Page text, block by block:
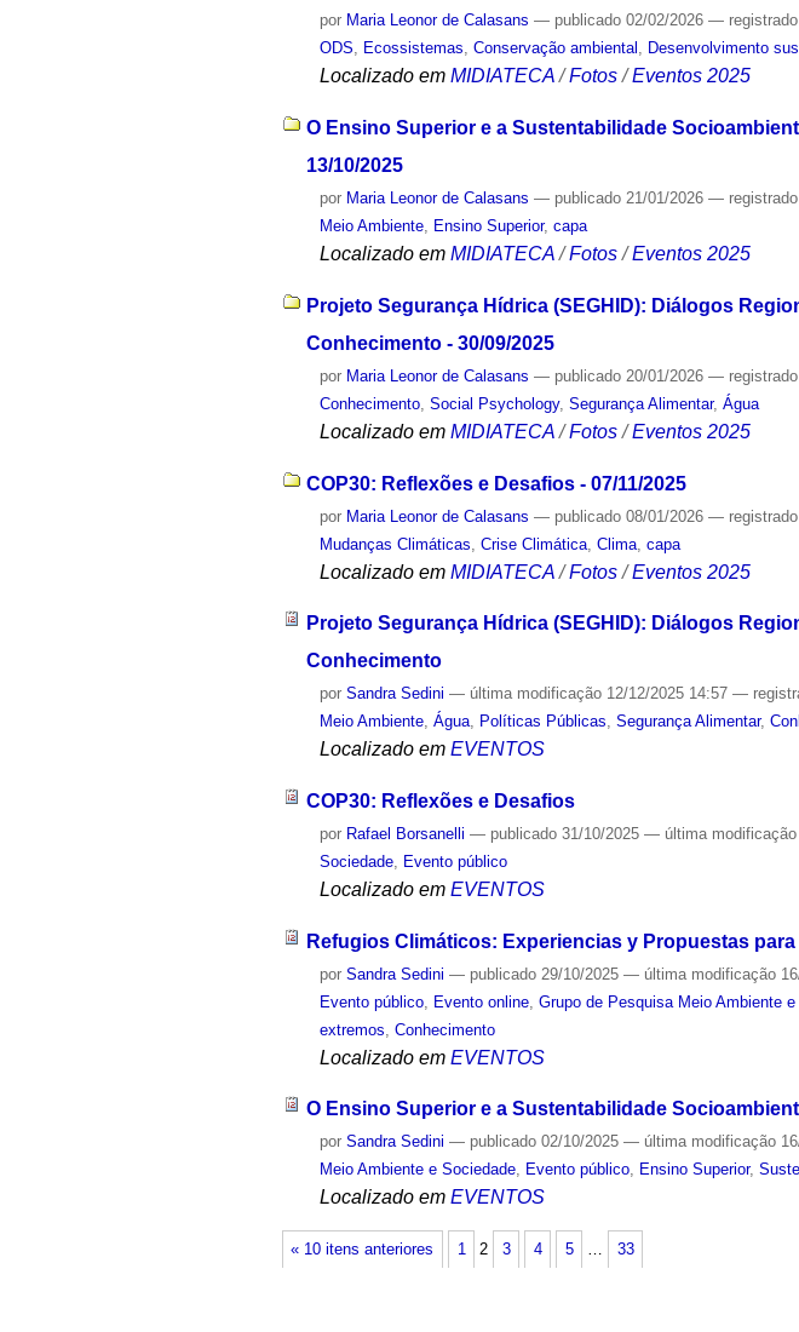
por Maria Leonor de Calasans — publicado 02/02/2026—
ODS, Ecossistemas,Conservação ambiental , Desenvolvimento
Localizado em MIDIATECA /Fotos /Eventos 2025
O Ensino Superior e a Sustentabilidade
13/10/2025
por Maria Leonor de Calasans — publicado 21/01/2026—
Meio Ambiente, Ensino Superior,capa
Localizado em MIDIATECA /Fotos /Eventos 2025
Projeto Segurança Hídrica (SEGHID): Diálogos
Conhecimento - 30/09/2025
por Maria Leonor de Calasans — publicado 20/01/2026—
Conhecimento ,Social Psychology,Segurança Alimentar,Água
Localizado em MIDIATECA /Fotos /Eventos 2025
COP30: Reflexões e Desafios - 07/11/2025
por Maria Leonor de Calasans — publicado 08/01/2026—
Mudanças Climáticas ,Crise Climática ,Clima ,capa
Localizado em MIDIATECA /Fotos /Eventos 2025
Projeto Segurança Hídrica (SEGHID): Diálogos
Conhecimento
porSandra Sedini — última modificação 12/12/2025 14:57—
Meio Ambiente,Água, Políticas Públicas,Segurança Alimentar,
Localizado em EVENTOS
COP30: Reflexões e Desafios
por Rafael Borsanelli — publicado 31/10/2025— última modificação
Sociedade
Evento público
Localizado em EVENTOS
Refugios Climáticos: Experiencias y Propuestas
porSandra Sedini — publicado 29/10/2025— última modificação
Evento público Evento online ,Grupo de Pesquisa Meio Ambiente
extremos ,Conhecimento
Localizado em EVENTOS
O Ensino Superior e a Sustentabilidade
porSandra Sedini — publicado 02/10/2025— última modificação
Meio Ambiente e Sociedade, Evento público, Ensino Superior,
Localizado em EVENTOS
« 10 itens anteriores 1 2 3 4 5 33